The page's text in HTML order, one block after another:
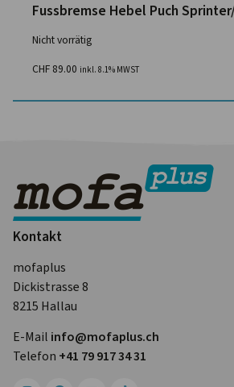
Fussbremse Hebel Puch
Nicht vorrätig
CHF 89.00 inkl. 8.1% MWST
Kontakt
mofaplus
Dickistrasse 8
8215 Hallau
E-Mail info@mofa­plus.ch
Telefon +41 79 917 34 31